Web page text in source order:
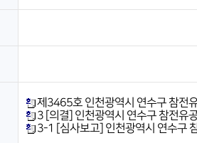
제3465호 인천광역시 연수구 참전
3 [의결] 인천광역시 연수구 참전유
3-1 [심사보고] 인천광역시 연수구